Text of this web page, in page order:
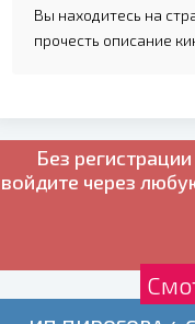
Вы находитесь на
прочесть описание
Без
войдите через